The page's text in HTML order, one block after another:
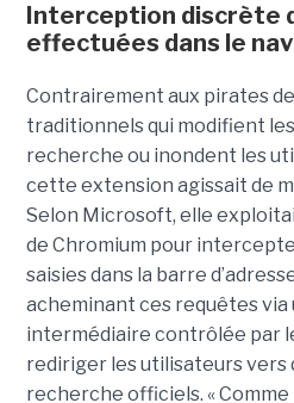
Interception discrète
effectuées dans le
Contrairement aux pirates
traditionnels qui modifient
recherche ou inondent les
cette extension agissait de
Selon Microsoft, elle
de Chromium pour
saisies dans la barre
acheminant ces requêtes
intermédiaire contrôlée par
rediriger les utilisateurs vers
recherche officiels. «